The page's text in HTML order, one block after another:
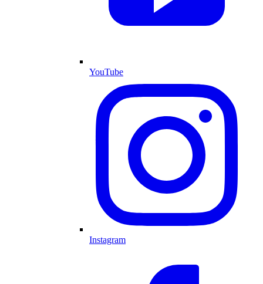
YouTube
Instagram